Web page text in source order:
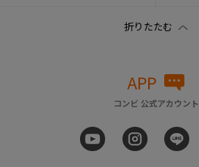
APP
コンビ 公式アカウント